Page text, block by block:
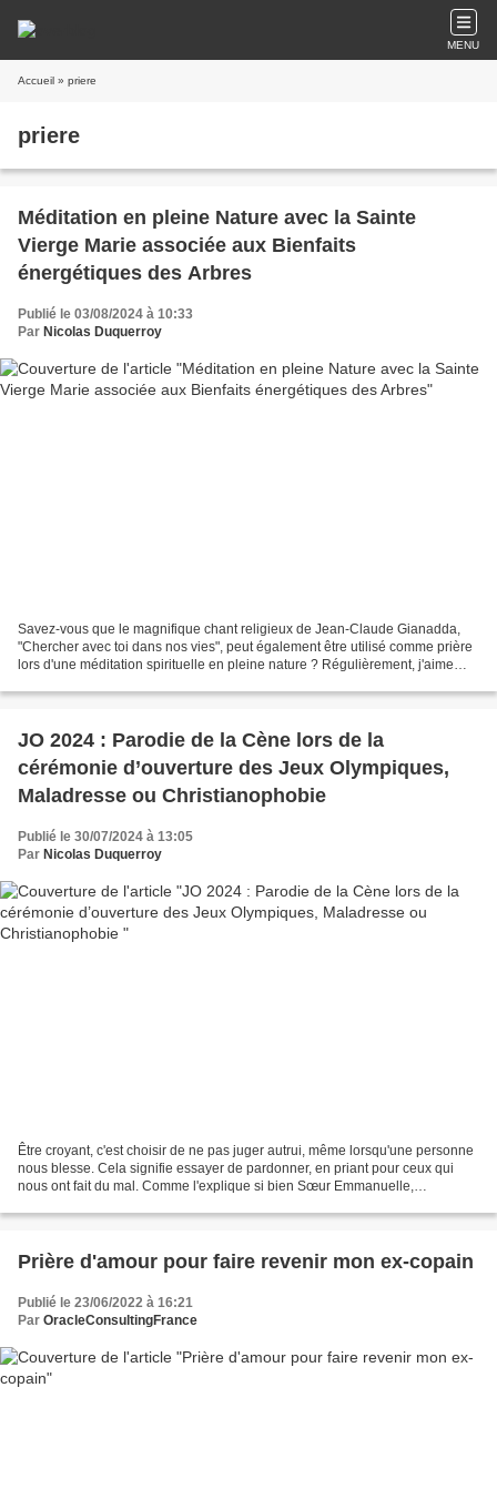
MENU
Accueil » priere
priere
Méditation en pleine Nature avec la Sainte
Vierge Marie associée aux Bienfaits
énergétiques des Arbres
Publié le 03/08/2024 à 10:33
Par Nicolas Duquerroy
Savez-vous que le magnifique chant religieux de Jean-Claude Gianadda,
"Chercher avec toi dans nos vies", peut également être utilisé comme prière
lors d'une méditation spirituelle en pleine nature ? Régulièrement, j'aime
JO 2024 : Parodie de la Cène lors de la
cérémonie d’ouverture des Jeux Olympiques,
Maladresse ou Christianophobie
Publié le 30/07/2024 à 13:05
Par Nicolas Duquerroy
Être croyant, c'est choisir de ne pas juger autrui, même lorsqu'une personne
nous blesse. Cela signifie essayer de pardonner, en priant pour ceux qui
nous ont fait du mal. Comme l'explique si bien Sœur Emmanuelle,
Prière d'amour pour faire revenir mon ex-copain
Publié le 23/06/2022 à 16:21
Par OracleConsultingFrance